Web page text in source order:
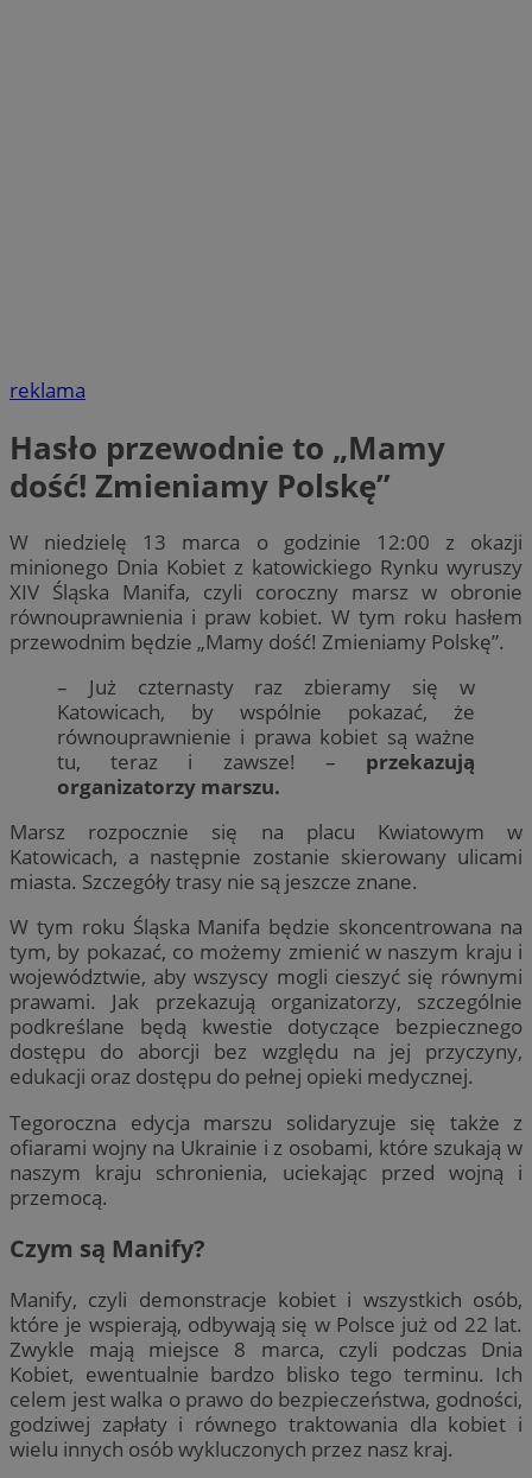
reklama
Hasło przewodnie to „Mamy
dość! Zmieniamy Polskę”
W niedzielę 13 marca o godzinie 12:00 z okazji
minionego Dnia Kobiet z katowickiego Rynku wyruszy
XIV Śląska Manifa, czyli coroczny marsz w obronie
równouprawnienia i praw kobiet. W tym roku hasłem
przewodnim będzie „Mamy dość! Zmieniamy Polskę”.
– Już czternasty raz zbieramy się w
Katowicach, by wspólnie pokazać, że
równouprawnienie i prawa kobiet są ważne
tu, teraz i zawsze! – przekazują
organizatorzy marszu.
Marsz rozpocznie się na placu Kwiatowym w
Katowicach, a następnie zostanie skierowany ulicami
miasta. Szczegóły trasy nie są jeszcze znane.
W tym roku Śląska Manifa będzie skoncentrowana na
tym, by pokazać, co możemy zmienić w naszym kraju i
województwie, aby wszyscy mogli cieszyć się równymi
prawami. Jak przekazują organizatorzy, szczególnie
podkreślane będą kwestie dotyczące bezpiecznego
dostępu do aborcji bez względu na jej przyczyny,
edukacji oraz dostępu do pełnej opieki medycznej.
Tegoroczna edycja marszu solidaryzuje się także z
ofiarami wojny na Ukrainie i z osobami, które szukają w
naszym kraju schronienia, uciekając przed wojną i
przemocą.
Czym są Manify?
Manify, czyli demonstracje kobiet i wszystkich osób,
które je wspierają, odbywają się w Polsce już od 22 lat.
Zwykle mają miejsce 8 marca, czyli podczas Dnia
Kobiet, ewentualnie bardzo blisko tego terminu. Ich
celem jest walka o prawo do bezpieczeństwa, godności,
godziwej zapłaty i równego traktowania dla kobiet i
wielu innych osób wykluczonych przez nasz kraj.